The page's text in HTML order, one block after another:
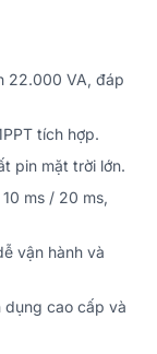
22.000 VA, đáp
tích hợp.
pin mặt trời lớn.
ms / 20 ms,
vận hành và
dụng cao cấp và